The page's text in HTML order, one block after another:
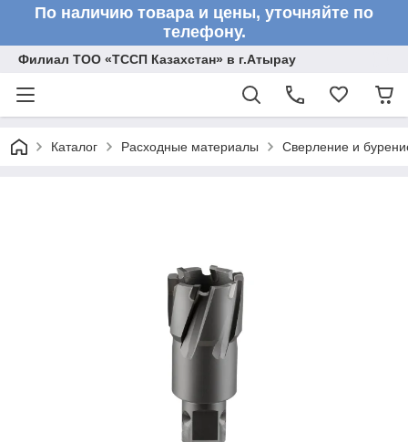
По наличию товара и цены, уточняйте по
телефону.
Филиал ТОО «ТССП Казахстан» в г.Атырау
Каталог Расходные материалы Сверление и